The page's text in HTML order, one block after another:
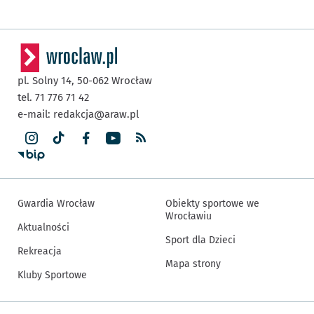
pl. Solny 14, 50-062 Wrocław
tel. 71 776 71 42
e-mail: redakcja@araw.pl
Gwardia Wrocław
Aktualności
Rekreacja
Kluby Sportowe
Obiekty sportowe we
Wrocławiu
Sport dla Dzieci
Mapa strony